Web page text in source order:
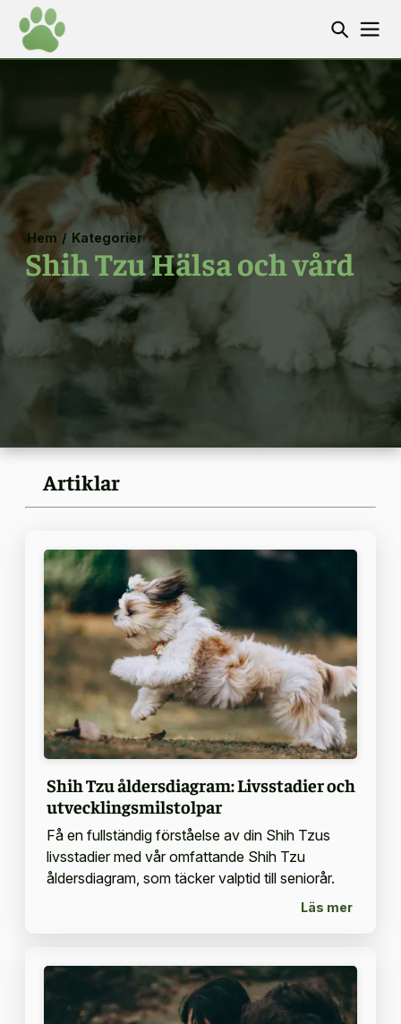
Hem / Kategorier
Shih Tzu Hälsa och vård
Artiklar
Shih Tzu åldersdiagram: Livsstadier och
utvecklingsmilstolpar
Få en fullständig förståelse av din Shih Tzus
livsstadier med vår omfattande Shih Tzu
åldersdiagram, som täcker valptid till seniorår.
Läs mer